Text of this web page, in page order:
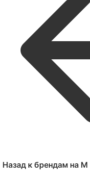
Назад к брендам на M